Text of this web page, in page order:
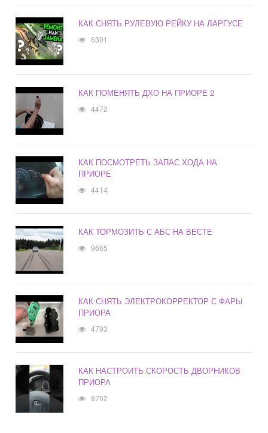
КАК СНЯТЬ РУЛЕВУЮ РЕЙКУ НА ЛАРГУСЕ
6301
КАК ПОМЕНЯТЬ ДХО НА ПРИОРЕ 2
4472
КАК ПОСМОТРЕТЬ ЗАПАС ХОДА НА
ПРИОРЕ
4414
КАК ТОРМОЗИТЬ С АБС НА ВЕСТЕ
9665
КАК СНЯТЬ ЭЛЕКТРОКОРРЕКТОР С ФАРЫ
ПРИОРА
4793
КАК НАСТРОИТЬ СКОРОСТЬ ДВОРНИКОВ
ПРИОРА
8702